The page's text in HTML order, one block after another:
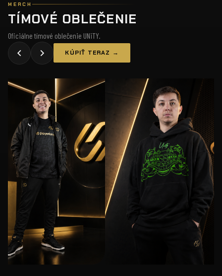
MERCH
TÍMOVÉ OBLEČENIE
Oficiálne tímové oblečenie UNiTY.
KÚPIŤ TERAZ →